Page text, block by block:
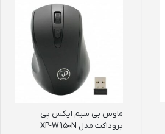
ماوس بی سیم ایکس پی
پروداکت مدل XP-W950N